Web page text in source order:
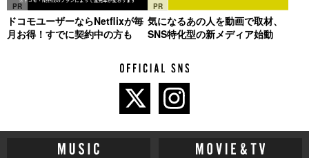
PR
ドコモユーザーならNetflixが毎
月お得！すでに契約中の方も
PR
気になるあの人を動画で取材、
SNS特化型の新メディア始動